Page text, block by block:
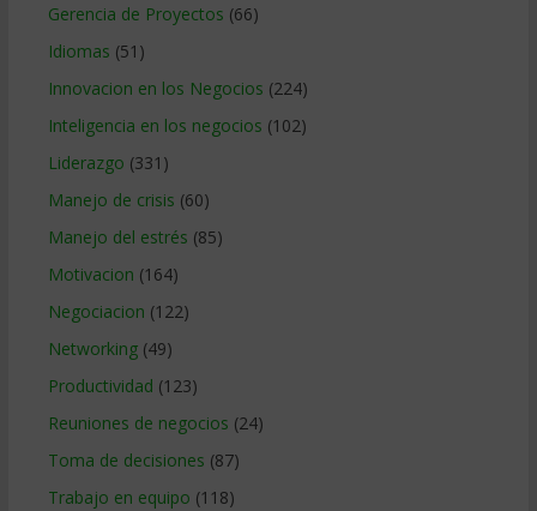
Gerencia de Proyectos (66)
Idiomas (51)
Innovacion en los Negocios (224)
Inteligencia en los negocios (102)
Liderazgo (331)
Manejo de crisis (60)
Manejo del estrés (85)
Motivacion (164)
Negociacion (122)
Networking(49)
Productividad (123)
Reuniones de negocios (24)
Toma de decisiones (87)
Trabajo en equipo (118)